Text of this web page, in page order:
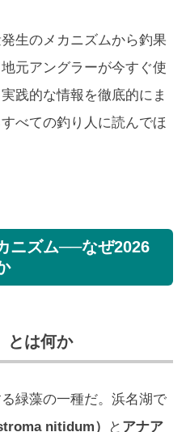
生のメカニズムから釣果
元アングラーが今すぐ使
践的な情報を徹底的にま
べての釣り人に読んでほ
ニズム──なぜ2026
とは何か
緑藻の一種だ。浜名湖で
nitidum） と アナア